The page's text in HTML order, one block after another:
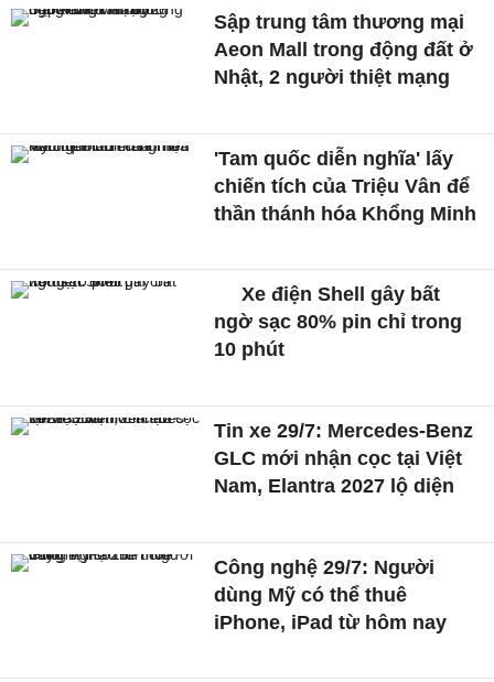
Sập trung tâm thương mại
Aeon Mall trong động đất ở
Nhật, 2 người thiệt mạng
'Tam quốc diễn nghĩa' lấy
chiến tích của Triệu Vân để
thần thánh hóa Khổng Minh
Xe điện Shell gây bất
ngờ sạc 80% pin chỉ trong
10 phút
Tin xe 29/7: Mercedes-Benz
GLC mới nhận cọc tại Việt
Nam, Elantra 2027 lộ diện
Công nghệ 29/7: Người
dùng Mỹ có thể thuê
iPhone, iPad từ hôm nay